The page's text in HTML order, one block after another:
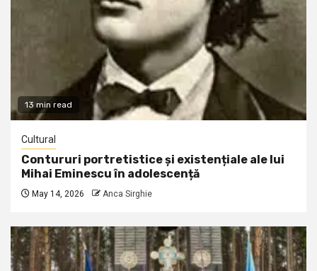
13 min read
Cultural
Contururi portretistice și existențiale ale lui
Mihai Eminescu în adolescență
May 14, 2026 Anca Sirghie